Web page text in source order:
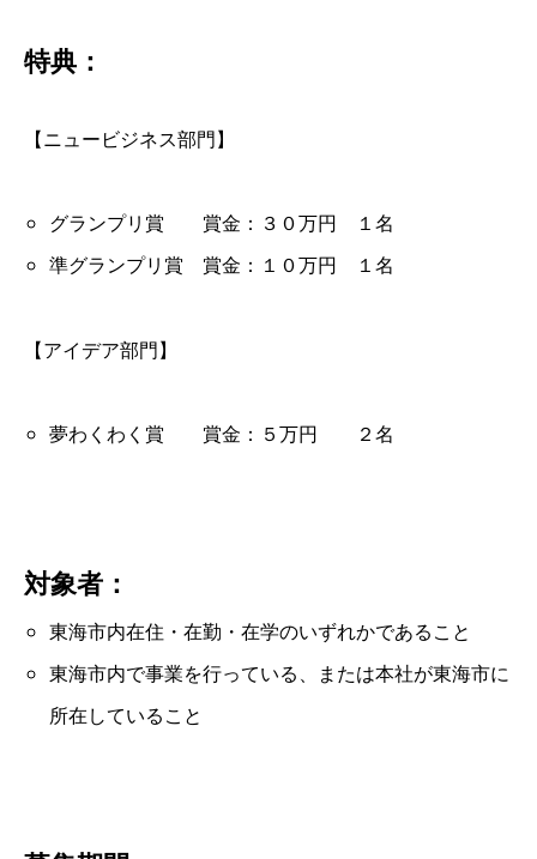
特典：
【ニュービジネス部門】
グランプリ賞 賞金：３０万円 １名
準グランプリ賞 賞金：１０万円 １名
【アイデア部門】
夢わくわく賞 賞金：５万円 ２名
対象者：
東海市内在住・在勤・在学のいずれかであること
東海市内で事業を行っている、または本社が東海市に
所在していること